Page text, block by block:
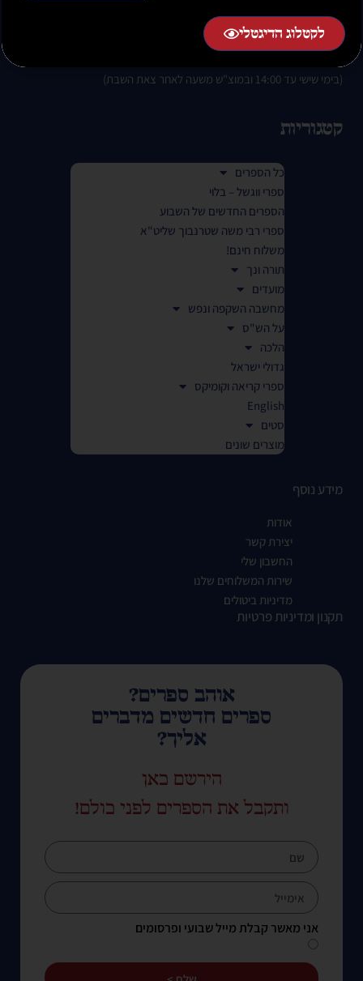
בימים א-ה בין השעות 07:00 בבוקר עד 01:00 בלילה.
(בימי שישי עד 14:00 ובמוצ"ש משעה לאחר צאת השבת)
קטגוריות
כל הספרים
ספרי ווגשל – בלוי
הספרים החדשים של השבוע
ספרי רבי משה שטרנבוך שליט"א
משלוח חינם!
תורה ונך
מועדים
מחשבה השקפה ונפש
על הש"ס
הלכה
גדולי ישראל
ספרי קריאה וקומיקס
English
סטים
מוצרים שונים
מידע נוסף
אודות
יצירת קשר
החשבון שלי
שירות המשלוחים שלנו
מדיניות ביטולים
תקנון ומדיניות פרטיות
אוהב ספרים?
ספרים חדשים מדברים
אליך?
הירשם כאן
ותקבל את הספרים לפני כולם!
אני מאשר קבלת מייל שבועי ופרסומים
לקטלוג הדיגטלי